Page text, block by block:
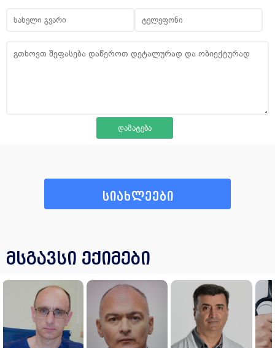
სიახლეები
მსგავსი ექიმები